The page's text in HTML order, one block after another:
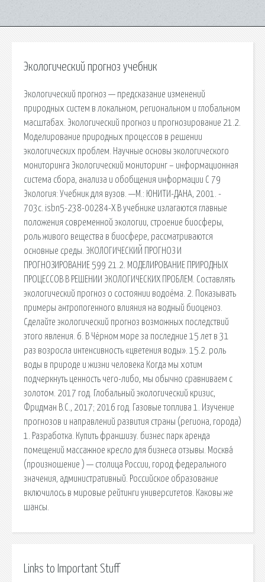
Экологический прогноз учебник
Экологический прогноз — предсказание изменений
природных систем в локальном, региональном и глобальном
масштабах. Экологический прогноз и прогнозирование 21.2.
Моделирование природных процессов в решении
экологических проблем. Научные основы экологического
мониторинга Экологический мониторинг – информационная
система сбора, анализа и обобщения информации С 79
Экология: Учебник для вузов. —М.: ЮНИТИ-ДАНА, 2001. -
703с. isbn5-238-00284-Х В учебнике излагаются главные
положения современной экологии, строение биосферы,
роль живого вещества в биосфере, рассматриваются
основные среды. ЭКОЛОГИЧЕСКИЙ ПРОГНОЗ И
ПРОГНОЗИРОВАНИЕ 599 21.2. МОДЕЛИРОВАНИЕ ПРИРОДНЫХ
ПРОЦЕССОВ В РЕШЕНИИ ЭКОЛОГИЧЕСКИХ ПРОБЛЕМ. Составлять
экологический прогноз о состоянии водоёма. 2. Показывать
примеры антропогенного влияния на водный биоценоз.
Сделайте экологический прогноз возможных последствий
этого явления. 6. В Чёрном море за последние 15 лет в 31
раз возросла интенсивность «цветения воды». 15.2. роль
воды в природе и жизни человека Когда мы хотим
подчеркнуть ценность чего-либо, мы обычно сравниваем с
золотом. 2017 год. Глобальный экологический кризис,
Фридман В.С., 2017; 2016 год. Газовые топлива 1. Изучение
прогнозов и направлений развития страны (региона, города)
1. Разработка. Купить франшизу. бизнес парк аренда
помещений массажное кресло для бизнеса отзывы. Москва́
(произношение ) — столица России, город федерального
значения, административный. Российское образование
включилось в мировые рейтинги университетов. Каковы же
шансы.
Links to Important Stuff